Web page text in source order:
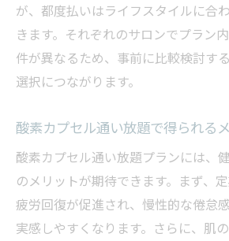
が、都度払いはライフスタイルに合
きます。それぞれのサロンでプラン
件が異なるため、事前に比較検討す
選択につながります。
酸素カプセル通い放題で得られる
酸素カプセル通い放題プランには、
のメリットが期待できます。まず、
疲労回復が促進され、慢性的な倦怠
実感しやすくなります。さらに、肌